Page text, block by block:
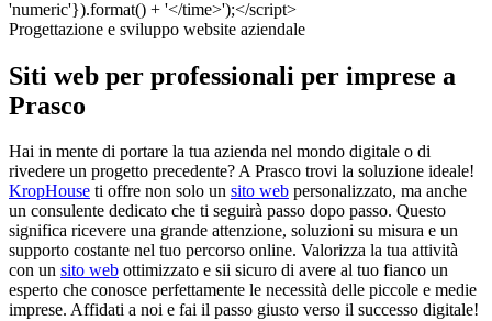
Progettazione e sviluppo website aziendale
Siti web per professionali per imprese a
Prasco
Hai in mente di portare la tua azienda nel mondo digitale o di
rivedere un progetto precedente? A Prasco trovi la soluzione ideale!
KropHouse ti offre non solo un sito web personalizzato, ma anche
un consulente dedicato che ti seguirà passo dopo passo. Questo
significa ricevere una grande attenzione, soluzioni su misura e un
supporto costante nel tuo percorso online. Valorizza la tua attività
con un sito web ottimizzato e sii sicuro di avere al tuo fianco un
esperto che conosce perfettamente le necessità delle piccole e medie
imprese. Affidati a noi e fai il passo giusto verso il successo digitale!